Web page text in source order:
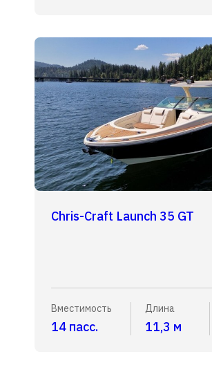
Chris-Craft Launch 35 GT
Вместимость
14 пасс.
Длина
11,3 м